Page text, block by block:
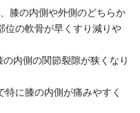
膝の内側や外側のどちらか
位の軟骨が早くすり減りや
内側の関節裂隙が狭くなり
に膝の内側が痛みやすく